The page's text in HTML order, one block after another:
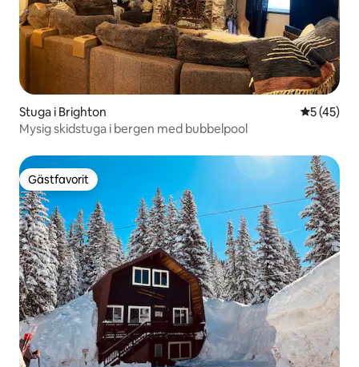
Stuga i Brighton 5 av 5 i
5 (45)
Mysig skidstuga i bergen med bubbelpool
Gästfavorit
Gästfavorit